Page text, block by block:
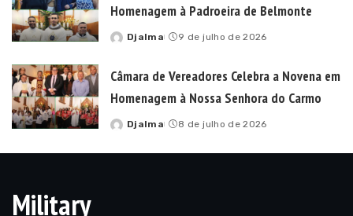
Homenagem à Padroeira de Belmonte
Posted
Djalma 9 de julho de 2026
Câmara de Vereadores Celebra a Novena em
Homenagem à Nossa Senhora do Carmo
Posted
Djalma 8 de julho de 2026
Military